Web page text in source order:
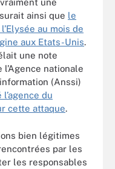
une
ainsi que le
au mois de
aux Etats-Unis.
une note
nationale
(Anssi)
du
cette attaque.
bien légitimes
par les
les responsables